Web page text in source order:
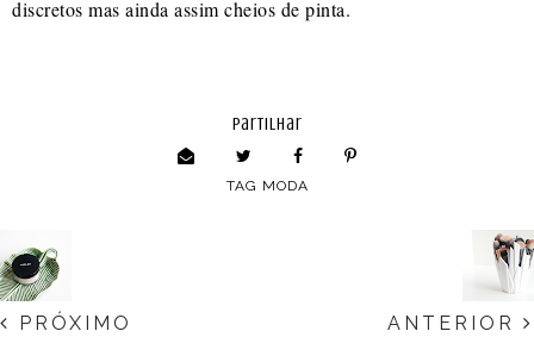
discretos mas ainda assim cheios de pinta.
partilhar
TAG MODA
ANTERIOR
PRÓXIMO